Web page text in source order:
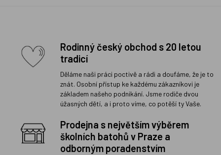
Rodinný český obchod s 20 letou
tradicí
Děláme naši práci poctivě a rádi a doufáme, že je to
znát. Osobní přístup ke každému zákazníkovi je
základem našeho podnikání. Jsme rodiče dvou
úžasných dětí, a i proto víme, co potěší ty Vaše.
Prodejna s největším výběrem
školních batohů v Praze a
odborným poradenstvím